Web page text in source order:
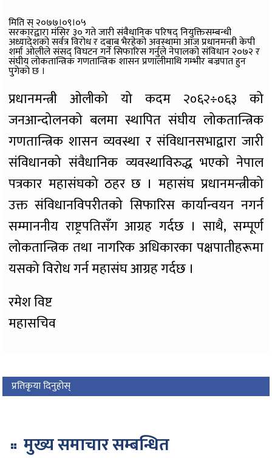
मिति स् २०७७।०९।०५
सरकारद्वारा मंसिर ३० गते जारी संवैधानिक परिषद् नियुक्तिसम्बन्धी
अध्यादेशको सर्वत्र विरोध र दबाब भैरहेको अवस्थामा आज प्रधानमन्त्री केपी
शर्मा ओलीले संसद् विघटन गर्ने सिफारिस गर्नुले नेपालको संविधान २०७२ र
संघीय लोकतान्त्रिक गणतान्त्रिक शासन प्रणालीमाथि गम्भीर बज्रपात हुन
पुगेको छ ।
प्रधानमन्त्री ओलीको यो कदम २०६२÷०६३ को
जनआन्दोलनको बलमा स्थापित संघीय लोकतान्त्रिक
गणतान्त्रिक शासन व्यवस्था र संविधानसभाद्वारा जारी
संविधानको संवैधानिक व्यवस्थाविरुद्ध भएको नेपाल
पत्रकार महासंघको ठहर छ । महासंघ प्रधानमन्त्रीको
उक्त संविधानविपरीतको सिफारिस कार्यान्वयन नगर्न
सम्माननीय राष्ट्रपतिसँग आग्रह गर्दछ । साथै, सम्पूर्ण
लोकतान्त्रिक तथा नागरिक अधिकारका पक्षपातीहरूमा
यसको विरोध गर्न महासंघ आग्रह गर्दछ ।
रमेश विष्ट
महासचिव
प्रतिकृया दिनुहोस्
मुख्य समाचार सम्बन्धित